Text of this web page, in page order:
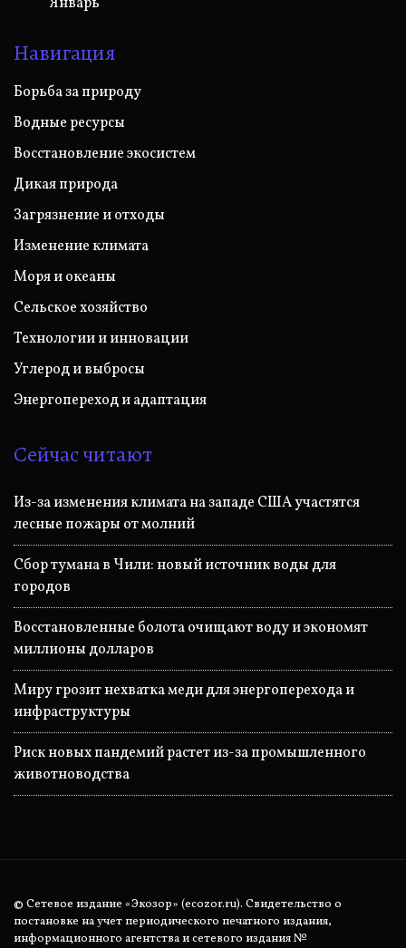
Навигация
Борьба за природу
Водные ресурсы
Восстановление экосистем
Дикая природа
Загрязнение и отходы
Изменение климата
Моря и океаны
Сельское хозяйство
Технологии и инновации
Углерод и выбросы
Энергопереход и адаптация
Сейчас читают
Из-за изменения климата на западе США участятся
лесные пожары от молний
Сбор тумана в Чили: новый источник воды для
городов
Восстановленные болота очищают воду и экономят
миллионы долларов
Миру грозит нехватка меди для энергоперехода и
инфраструктуры
Риск новых пандемий растет из-за промышленного
животноводства
© Сетевое издание «Экозор» (ecozor.ru). Свидетельство о
постановке на учет периодического печатного издания,
информационного агентства и сетевого издания №